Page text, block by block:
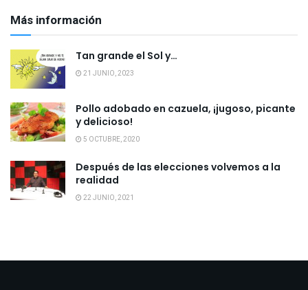
Más información
Tan grande el Sol y…
21 JUNIO, 2023
Pollo adobado en cazuela, ¡jugoso, picante
y delicioso!
5 OCTUBRE, 2020
Después de las elecciones volvemos a la
realidad
22 JUNIO, 2021